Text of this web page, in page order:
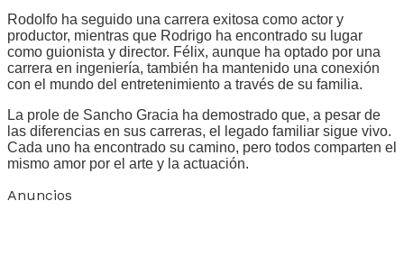
Rodolfo ha seguido una carrera exitosa como actor y
productor, mientras que Rodrigo ha encontrado su lugar
como guionista y director. Félix, aunque ha optado por una
carrera en ingeniería, también ha mantenido una conexión
con el mundo del entretenimiento a través de su familia.
La prole de Sancho Gracia ha demostrado que, a pesar de
las diferencias en sus carreras, el legado familiar sigue vivo.
Cada uno ha encontrado su camino, pero todos comparten el
mismo amor por el arte y la actuación.
Anuncios